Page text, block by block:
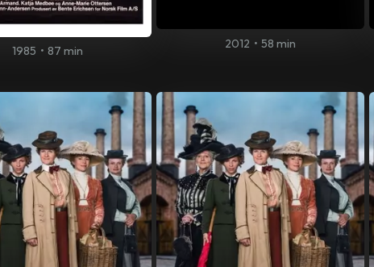
1985 • 87 min
2012 • 58 min